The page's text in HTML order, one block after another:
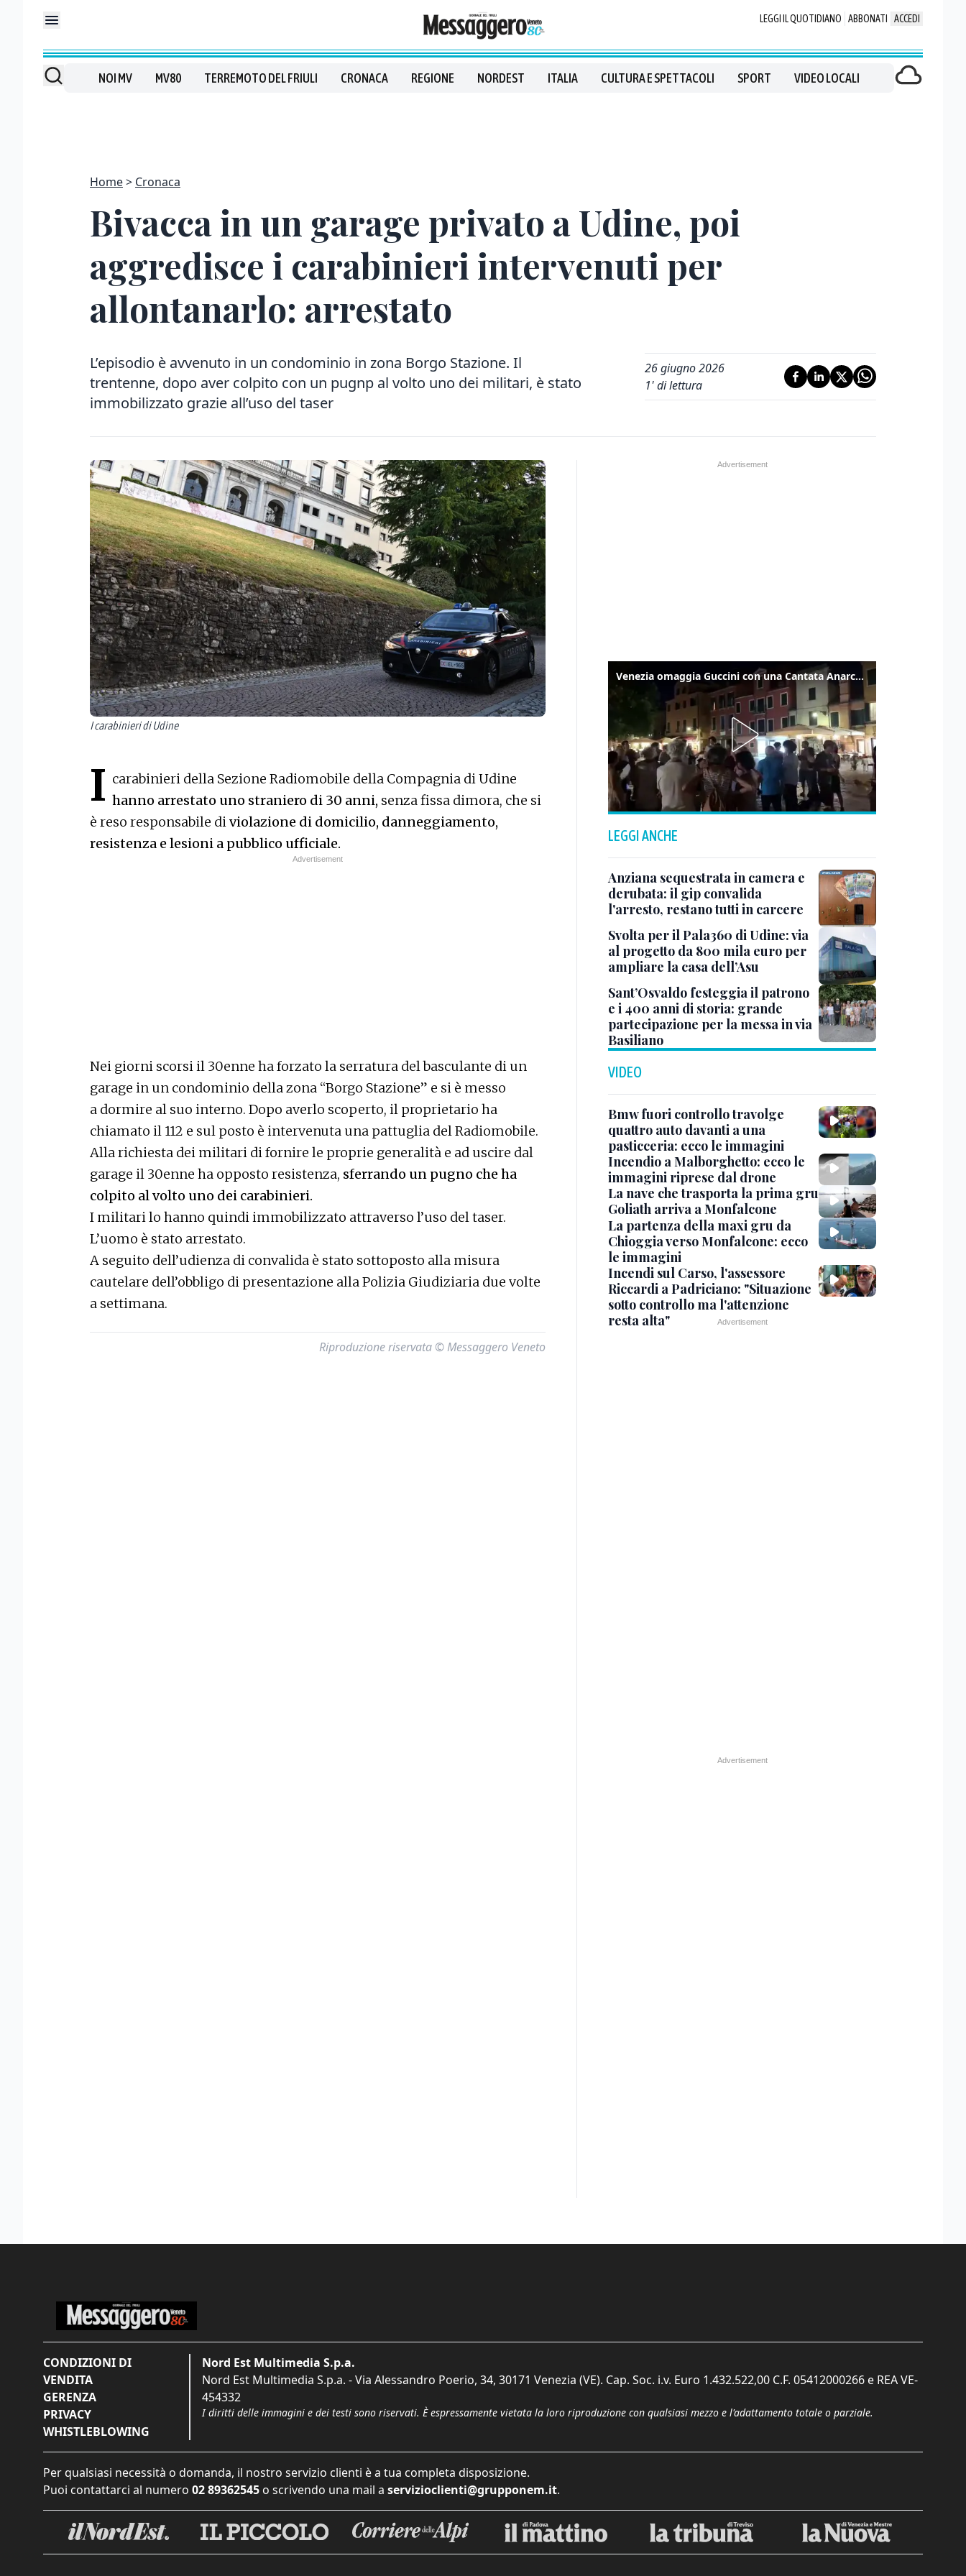
LEGGI IL QUOTIDIANO ABBONATI ACCEDI
NOI MV MV80 TERREMOTO DEL FRIULI CRONACA REGIONE NORDEST ITALIA CULTURA E SPETTACOLI SPORT VIDEO LOCALI
Home Cronaca
Bivacca in un garage privato a Udine, poi
aggredisce i carabinieri intervenuti per
allontanarlo: arrestato
L’episodio è avvenuto in un condominio in zona Borgo Stazione. Il
trentenne, dopo aver colpito con un pugnp al volto uno dei militari, è stato
immobilizzato grazie all’uso del taser
26 giugno 2026
1' di lettura
I carabinieri di Udine
I carabinieri della Sezione Radiomobile della Compagnia di Udine
hanno arrestato uno straniero di 30 anni, senza fissa dimora, che si
è reso responsabile diviolazione di domicilio, danneggiamento,
resistenza e lesioni a pubblico ufficiale.
Nei giorni scorsi il 30enne ha forzato la serratura del basculante di un
garage in un condominio della zona “Borgo Stazione” e si è messo
a dormire al suo interno. Dopo averlo scoperto, il proprietario ha
chiamato il 112 e sul posto è intervenuta una pattuglia del Radiomobile.
Alla richiesta dei militari di fornire le proprie generalità e ad uscire dal
garage il 30enne ha opposto resistenza, sferrando un pugno che ha
colpito al volto uno dei carabinieri.
I militari lo hanno quindi immobilizzato attraverso l’uso del taser.
L’uomo è stato arrestato.
A seguito dell’udienza di convalida è stato sottoposto alla misura
cautelare dell’obbligo di presentazione alla Polizia Giudiziaria due volte
a settimana.
Riproduzione riservata © Messaggero Veneto
Venezia omaggia Guccini con una Cantata Anarchica in campo Santa Margherita
LEGGI ANCHE
Anziana sequestrata in camera e
derubata: il gip convalida
l'arresto, restano tutti in carcere
Svolta per il Pala360 di Udine: via
al progetto da 800 mila euro per
ampliare la casa dell’Asu
Sant’Osvaldo festeggia il patrono
e i 400 anni di storia: grande
partecipazione per la messa in via
Basiliano
VIDEO
Bmw fuori controllo travolge
quattro auto davanti a una
pasticceria: ecco le immagini
Incendio a Malborghetto: ecco le
immagini riprese dal drone
La nave che trasporta la prima gru
Goliath arriva a Monfalcone
La partenza della maxi gru da
Chioggia verso Monfalcone: ecco
le immagini
Incendi sul Carso, l'assessore
Riccardi a Padriciano: "Situazione
sotto controllo ma l'attenzione
resta alta"
CONDIZIONI DI
VENDITA
GERENZA
PRIVACY
WHISTLEBLOWING
Nord Est Multimedia S.p.a.
Nord Est Multimedia S.p.a. - Via Alessandro Poerio, 34, 30171 Venezia (VE). Cap. Soc. i.v. Euro 1.432.522,00 C.F. 05412000266 e REA VE-
454332
I diritti delle immagini e dei testi sono riservati. È espressamente vietata la loro riproduzione con qualsiasi mezzo e l'adattamento totale o parziale.
Per qualsiasi necessità o domanda, il nostro servizio clienti è a tua completa disposizione.
Puoi contattarci al numero 02 89362545 o scrivendo una mail a servizioclienti@grupponem.it.